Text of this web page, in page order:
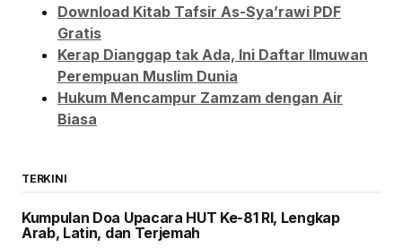
Download Kitab Tafsir As-Sya’rawi PDF
Gratis
Kerap Dianggap tak Ada, Ini Daftar Ilmuwan
Perempuan Muslim Dunia
Hukum Mencampur Zamzam dengan Air
Biasa
TERKINI
Kumpulan Doa Upacara HUT Ke-81 RI, Lengkap
Arab, Latin, dan Terjemah